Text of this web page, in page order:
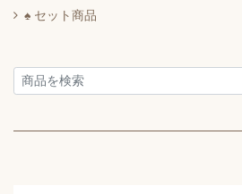
♠ セット商品